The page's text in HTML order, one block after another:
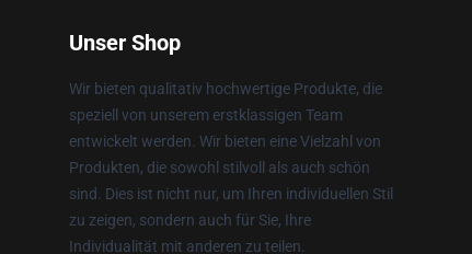
Unser Shop
Wir bieten qualitativ hochwertige Produkte, die
speziell von unserem erstklassigen Team
entwickelt werden. Wir bieten eine Vielzahl von
Produkten, die sowohl stilvoll als auch schön
sind. Dies ist nicht nur, um Ihren individuellen Stil
zu zeigen, sondern auch für Sie, Ihre
Individualität mit anderen zu teilen.